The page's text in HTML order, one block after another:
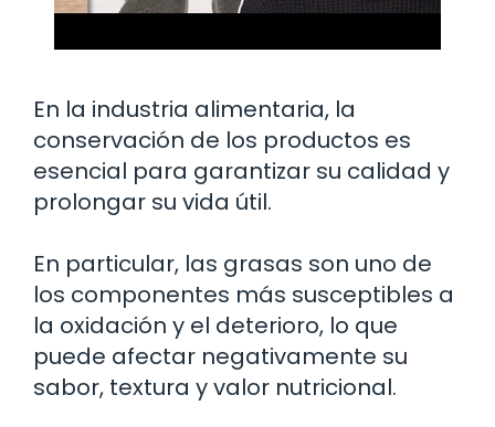
En la industria alimentaria, la
conservación de los productos es
esencial para garantizar su calidad y
prolongar su vida útil.
En particular, las grasas son uno de
los componentes más susceptibles a
la oxidación y el deterioro, lo que
puede afectar negativamente su
sabor, textura y valor nutricional.